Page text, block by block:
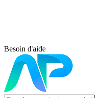
Besoin d'aide